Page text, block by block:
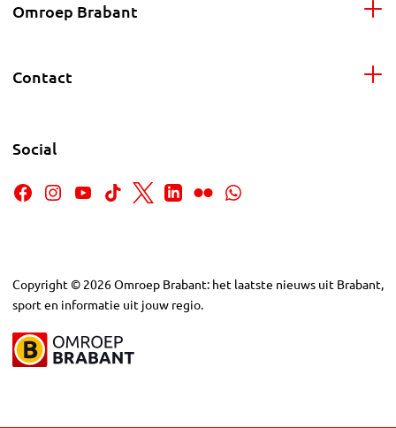
Omroep Brabant
Contact
Social
Copyright © 2026Omroep Brabant: het laatste nieuws uit Brabant,
sport en informatie uit jouw regio.